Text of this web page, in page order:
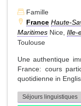
Famille
France Haute-
Maritimes Nice, Ille-
Toulouse
Une authentique
France: cours
quotidienne in
Séjours linguistiques